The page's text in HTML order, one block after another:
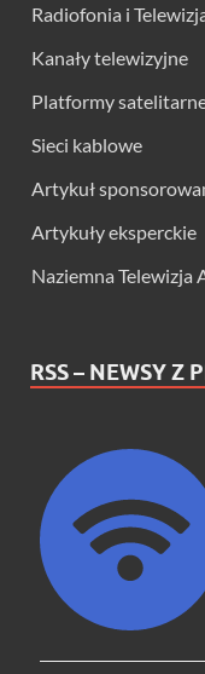
Radiofonia i
Kanały telewizyjne
Platformy
Sieci kablowe
Artykuł
Artykuły eksperckie
Naziemna Telewizja
RSS – NEWSY Z